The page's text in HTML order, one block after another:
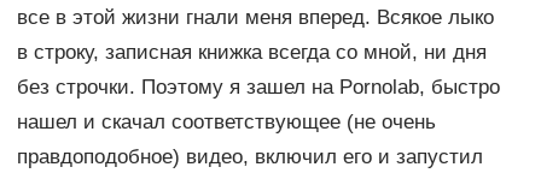
все в этой жизни гнали меня вперед. Всякое лыко
в строку, записная книжка всегда со мной, ни дня
без строчки. Поэтому я зашел на Pornolab, быстро
нашел и скачал соответствующее (не очень
правдоподобное) видео, включил его и запустил